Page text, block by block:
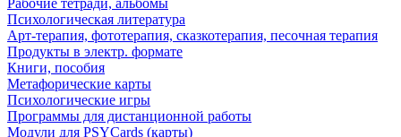
Рабочие тетради, альбомы
Психологическая литература
Арт-терапия, фототерапия, сказкотерапия, песочная терапия
Продукты в электр. формате
Книги, пособия
Метафорические карты
Психологические игры
Программы для дистанционной работы
Модули для PSYCards (карты)